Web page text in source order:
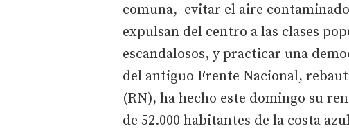
comuna, evitar el aire
expulsan del centro a las clases
escandalosos, y practicar una
del antiguo Frente Nacional,
(RN), ha hecho este domingo su
de 52.000 habitantes de la costa